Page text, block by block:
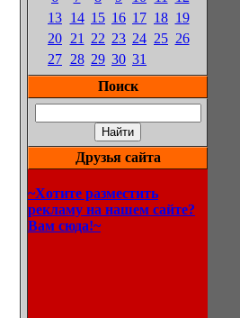
13 14 15 16 17 18 19
20 21 22 23 24 25 26
27 28 29 30 31
Поиск
Друзья сайта
~Хотите разместить
рекламу на нашем сайте?
Вам сюда!~